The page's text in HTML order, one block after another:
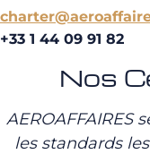
+33 1 44 09 91 82
Nos
AEROAFFAIRES
les standards